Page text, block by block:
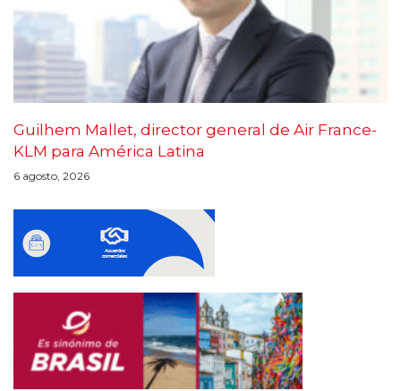
Guilhem Mallet, director general de Air France-
KLM para América Latina
6 agosto, 2026